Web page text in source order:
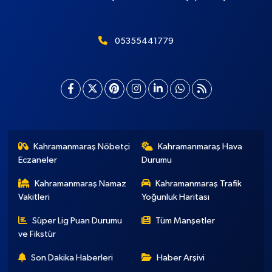
05355441779
Kahramanmaraş Nöbetçi
Eczaneler
Kahramanmaraş Hava
Durumu
Kahramanmaraş Namaz
Vakitleri
Kahramanmaraş Trafik
Yoğunluk Haritası
Süper Lig Puan Durumu
ve Fikstür
Tüm Manşetler
Son Dakika Haberleri Haber Arşivi